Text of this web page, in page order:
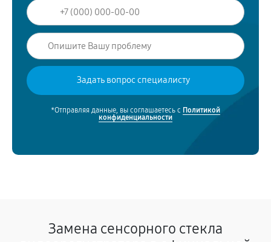
*Отправляя данные, вы соглашаетесь с Политикой
конфиденциальности
Замена сенсорного стекла